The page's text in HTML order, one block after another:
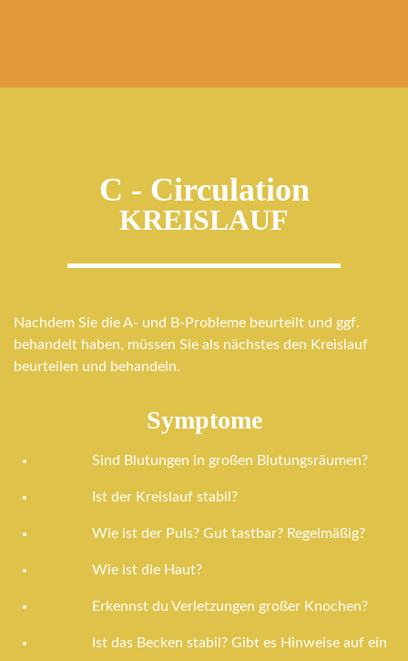
C - Circulation
KREISLAUF
Nachdem Sie die A- und B-Probleme beurteilt und ggf.
behandelt haben, müssen Sie als nächstes den Kreislauf
beurteilen und behandeln.
Symptome
Sind Blutungen in großen Blutungsräumen?
Ist der Kreislauf stabil?
Wie ist der Puls? Gut tastbar? Regelmäßig?
Wie ist die Haut?
Erkennst du Verletzungen großer Knochen?
Ist das Becken stabil? Gibt es Hinweise auf ein